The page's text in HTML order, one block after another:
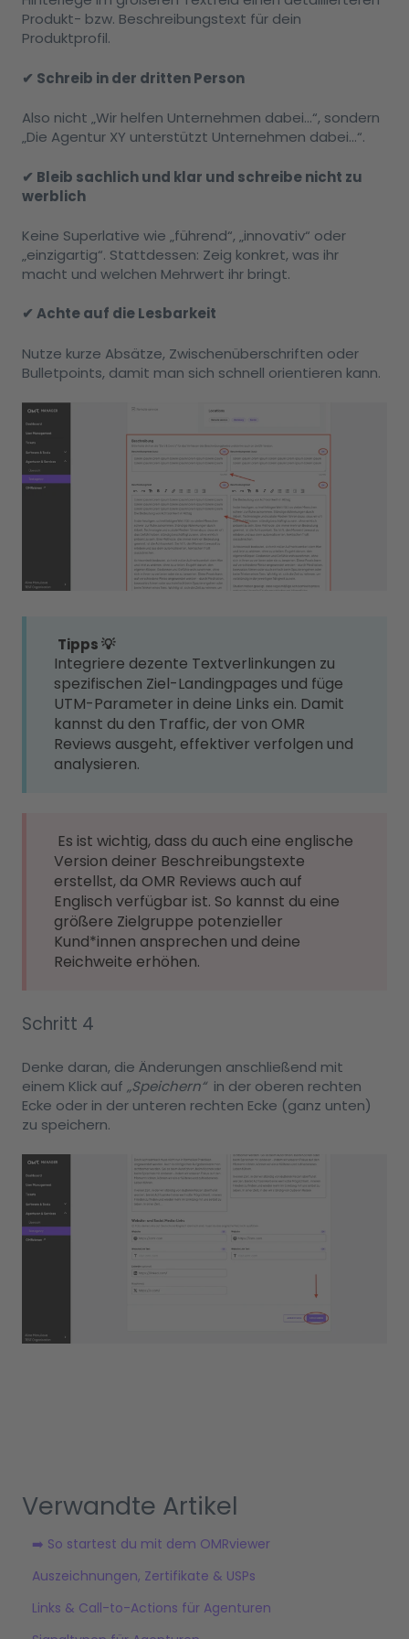
Produkt- bzw. Beschreibungstext für dein
Produktprofil.
✔ Schreib in der dritten Person
Also nicht „Wir helfen Unternehmen dabei…“, sondern
„Die Agentur XY unterstützt Unternehmen dabei…“.
✔ Bleib sachlich und klar und schreibe nicht zu
werblich
Keine Superlative wie „führend“, „innovativ“ oder
„einzigartig“. Stattdessen: Zeig konkret, was ihr
macht und welchen Mehrwert ihr bringt.
✔ Achte auf die Lesbarkeit
Nutze kurze Absätze, Zwischenüberschriften oder
Bulletpoints, damit man sich schnell orientieren kann.
Tipps 💡
Integriere dezente Textverlinkungen zu
spezifischen Ziel-Landingpages und füge
UTM-Parameter in deine Links ein. Damit
kannst du den Traffic, der von OMR
Reviews ausgeht, effektiver verfolgen und
analysieren.
Es ist wichtig, dass du auch eine englische
Version deiner Beschreibungstexte
erstellst, da OMR Reviews auch auf
Englisch verfügbar ist. So kannst du eine
größere Zielgruppe potenzieller
Kund*innen ansprechen und deine
Reichweite erhöhen.
Schritt 4
Denke daran, die Änderungen anschließend mit
einem Klick auf „Speichern“in der oberen rechten
Ecke oder in der unteren rechten Ecke (ganz unten)
zu speichern.
Verwandte Artikel
➡️ So startest du mit dem OMRviewer
Auszeichnungen, Zertifikate & USPs
Links & Call-to-Actions für Agenturen